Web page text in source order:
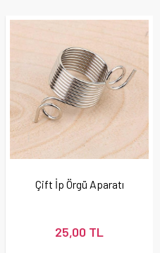
Çift İp Örgü Aparatı
25,00 TL